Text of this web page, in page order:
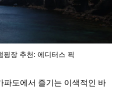
장 추천: 에디터스 픽
파도에서 즐기는 이색적인 바